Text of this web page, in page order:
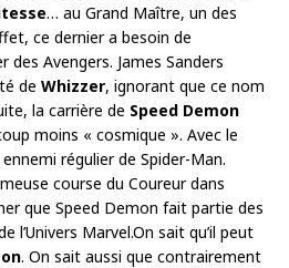
… au Grand Maître, un des
ce dernier a besoin de
Avengers. James Sanders
de Whizzer, ignorant que ce nom
la carrière de Speed Demon
moins « cosmique ». Avec le
régulier de Spider-Man.
course du Coureur dans
que Speed Demon fait partie des
l’Univers Marvel.On sait qu’il peut
. On sait aussi que contrairement